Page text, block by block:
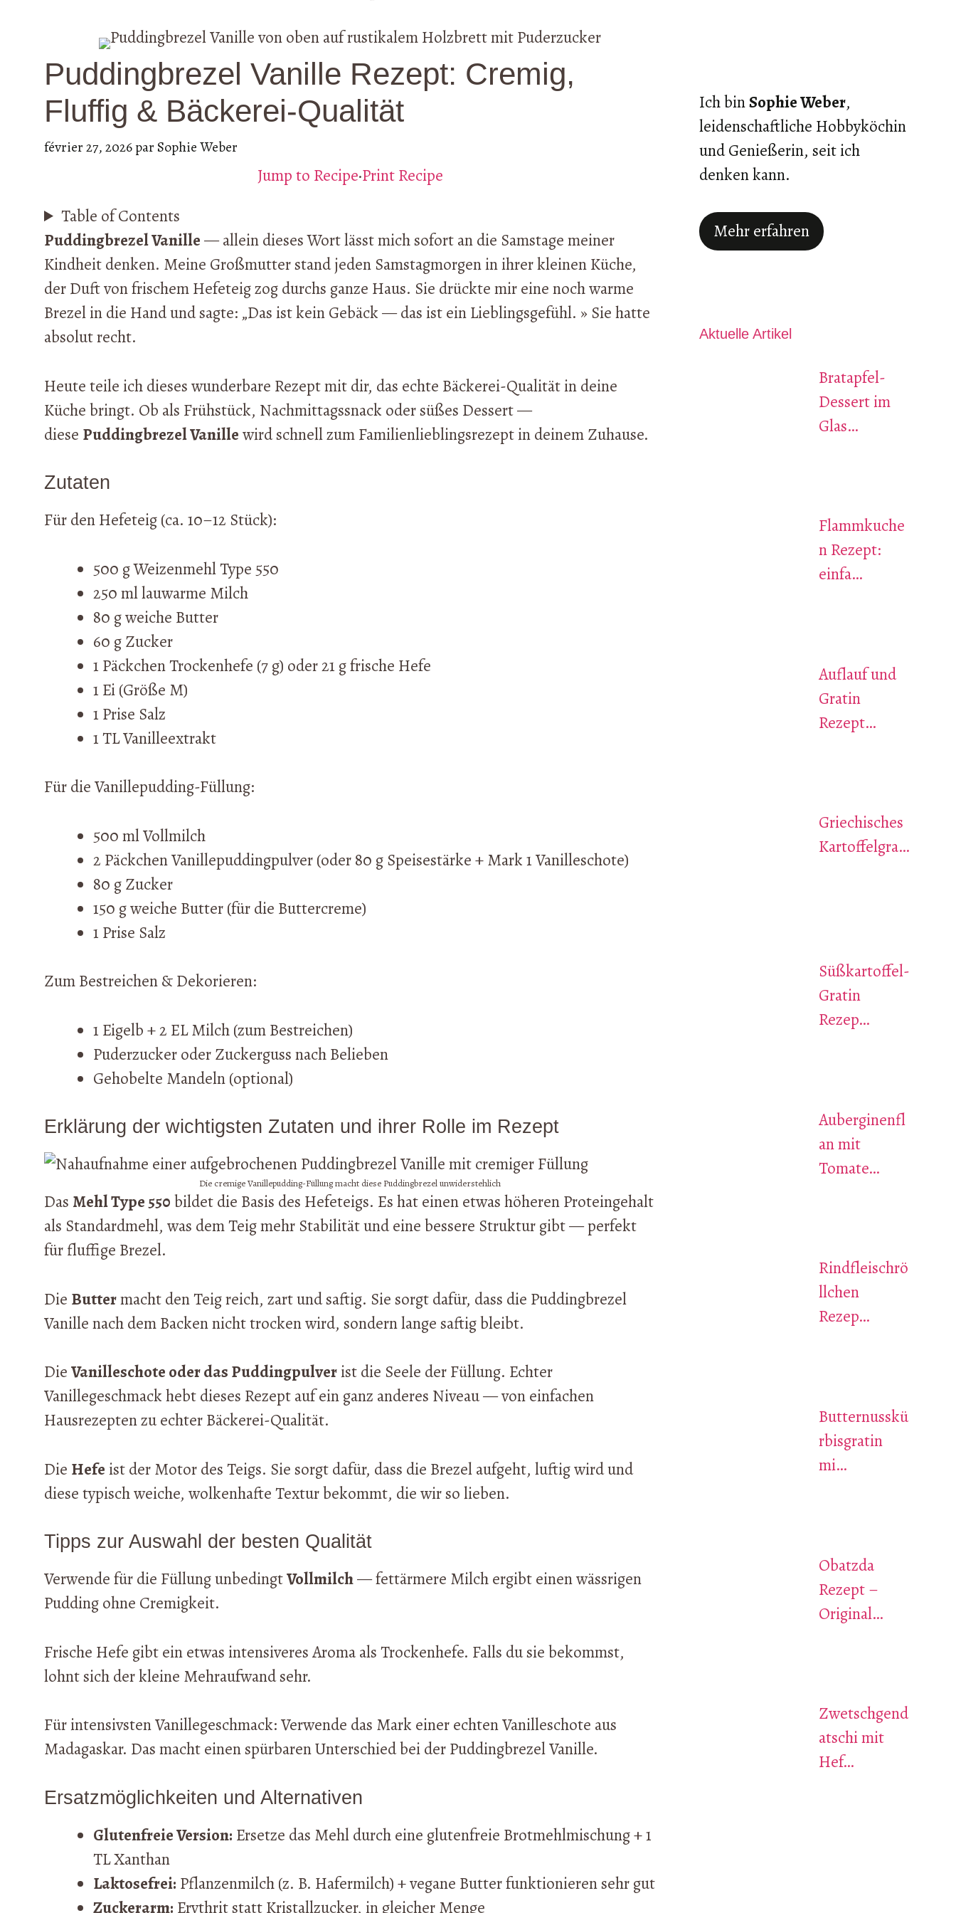
Puddingbrezel Vanille Rezept: Cremig,
Fluffig & Bäckerei-Qualität
février 27, 2026parSophie Weber
Jump to Recipe·Print Recipe
Table of Contents
Puddingbrezel Vanille— allein dieses Wort lässt mich sofort an die Samstage meiner
Kindheit denken. Meine Großmutter stand jeden Samstagmorgen in ihrer kleinen Küche,
der Duft von frischem Hefeteig zog durchs ganze Haus. Sie drückte mir eine noch warme
Brezel in die Hand und sagte: „Das ist kein Gebäck — das ist ein Lieblingsgefühl. » Sie hatte
absolut recht.
Heute teile ich dieses wunderbare Rezept mit dir, das echte Bäckerei-Qualität in deine
Küche bringt. Ob als Frühstück, Nachmittagssnack oder süßes Dessert —
diese Puddingbrezel Vanillewird schnell zum Familienlieblingsrezept in deinem Zuhause.
Zutaten
Für den Hefeteig (ca. 10–12 Stück):
500 g Weizenmehl Type 550
250 ml lauwarme Milch
80 g weiche Butter
60 g Zucker
1 Päckchen Trockenhefe (7 g) oder 21 g frische Hefe
1 Ei (Größe M)
1 Prise Salz
1 TL Vanilleextrakt
Für die Vanillepudding-Füllung:
500 ml Vollmilch
2 Päckchen Vanillepuddingpulver (oder 80 g Speisestärke + Mark 1 Vanilleschote)
80 g Zucker
150 g weiche Butter (für die Buttercreme)
1 Prise Salz
Zum Bestreichen & Dekorieren:
1 Eigelb + 2 EL Milch (zum Bestreichen)
Puderzucker oder Zuckerguss nach Belieben
Gehobelte Mandeln (optional)
Erklärung der wichtigsten Zutaten und ihrer Rolle im Rezept
Die cremige Vanillepudding-Füllung macht diese Puddingbrezel unwiderstehlich
Das Mehl Type 550bildet die Basis des Hefeteigs. Es hat einen etwas höheren Proteingehalt
als Standardmehl, was dem Teig mehr Stabilität und eine bessere Struktur gibt — perfekt
für fluffige Brezel.
Die Buttermacht den Teig reich, zart und saftig. Sie sorgt dafür, dass die Puddingbrezel
Vanille nach dem Backen nicht trocken wird, sondern lange saftig bleibt.
DieVanilleschote oder das Puddingpulverist die Seele der Füllung. Echter
Vanillegeschmack hebt dieses Rezept auf ein ganz anderes Niveau — von einfachen
Hausrezepten zu echter Bäckerei-Qualität.
Die Hefeist der Motor des Teigs. Sie sorgt dafür, dass die Brezel aufgeht, luftig wird und
diese typisch weiche, wolkenhafte Textur bekommt, die wir so lieben.
Tipps zur Auswahl der besten Qualität
Verwende für die Füllung unbedingtVollmilch— fettärmere Milch ergibt einen wässrigen
Pudding ohne Cremigkeit.
Frische Hefe gibt ein etwas intensiveres Aroma als Trockenhefe. Falls du sie bekommst,
lohnt sich der kleine Mehraufwand sehr.
Für intensivsten Vanillegeschmack: Verwende das Mark einer echten Vanilleschote aus
Madagaskar. Das macht einen spürbaren Unterschied bei der Puddingbrezel Vanille.
Ersatzmöglichkeiten und Alternativen
Glutenfreie Version: Ersetze das Mehl durch eine glutenfreie Brotmehlmischung + 1
TL Xanthan
Laktosefrei: Pflanzenmilch (z. B. Hafermilch) + vegane Butter funktionieren sehr gut
Zuckerarm: Erythrit statt Kristallzucker, in gleicher Menge
Ich binSophie Weber,
leidenschaftliche Hobbyköchin
und Genießerin, seit ich
denken kann.
Mehr erfahren
Aktuelle Artikel
Bratapfel-
Dessert im
Glas…
Flammkuche
n Rezept:
einfa…
Auflauf und
Gratin
Rezept…
Griechisches
Kartoffelgra…
Süßkartoffel-
Gratin
Rezep…
Auberginenfl
an mit
Tomate…
Rindfleischrö
llchen
Rezep…
Butternusskü
rbisgratin
mi…
Obatzda
Rezept –
Original…
Zwetschgend
atschi mit
Hef…